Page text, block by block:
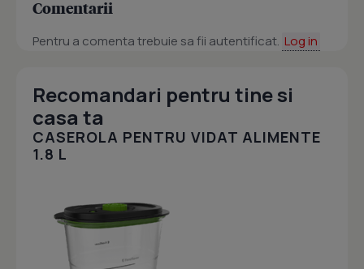
Comentarii
Pentru a comenta trebuie sa fii autentificat. Log in
Recomandari pentru tine si
casa ta
CASEROLA PENTRU VIDAT ALIMENTE
1.8 L